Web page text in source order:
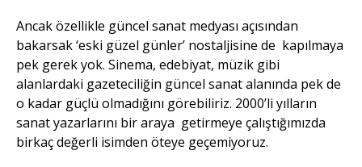
Ancak özellikle güncel sanat medyası açısından
bakarsak ‘eski güzel günler’ nostaljisine de kapılmaya
pek gerek yok. Sinema, edebiyat, müzik gibi
alanlardaki gazeteciliğin güncel sanat alanında pek de
o kadar güçlü olmadığını görebiliriz. 2000’li yılların
sanat yazarlarını bir araya getirmeye çalıştığımızda
birkaç değerli isimden öteye geçemiyoruz.